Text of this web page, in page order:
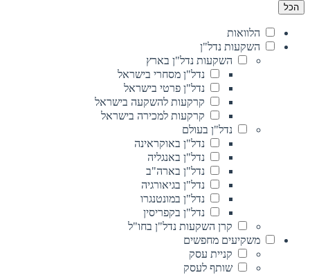
הכל
הלוואות
השקעות נדל"ן
השקעות נדל"ן בארץ
נדל"ן מסחרי בישראל
נדל"ן פרטי בישראל
קרקעות להשקעה בישראל
קרקעות למכירה בישראל
נדל"ן בעולם
נדל"ן באוקראינה
נדל"ן באנגליה
נדל"ן בארה"ב
נדל"ן בגיאורגיה
נדל"ן במונטנגרו
נדל"ן בקפריסין
קרן השקעות נדל"ן בחו"ל
משקיעים מחפשים
קניית עסק
שותף לעסק